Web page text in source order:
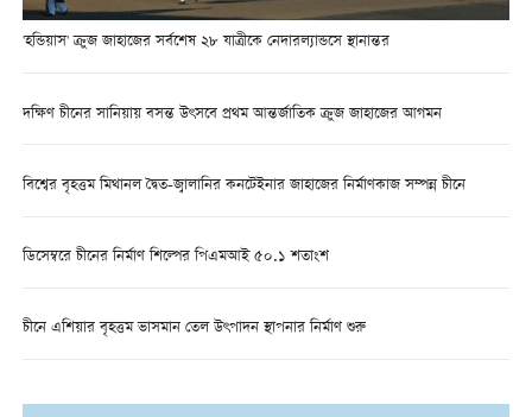
'হন্ডিয়াস' ক্রুজ জাহাজের সর্বশেষ ২৮ যাত্রীকে নেদারল্যান্ডসে স্থানান্তর
দক্ষিণ চীনের সানিয়ায় বসন্ত উৎসবে প্রথম আন্তর্জাতিক ক্রুজ জাহাজের আগমন
বিশ্বের বৃহত্তম মিথানল দ্বৈত-জ্বালানির কনটেইনার জাহাজের নির্মাণকাজ সম্পন্ন চীনে
ডিসেম্বরে চীনের নির্মাণ শিল্পের পিএমআই ৫০.১ শতাংশ
চীনে এশিয়ার বৃহত্তম ভাসমান তেল উৎপাদন স্থাপনার নির্মাণ শুরু